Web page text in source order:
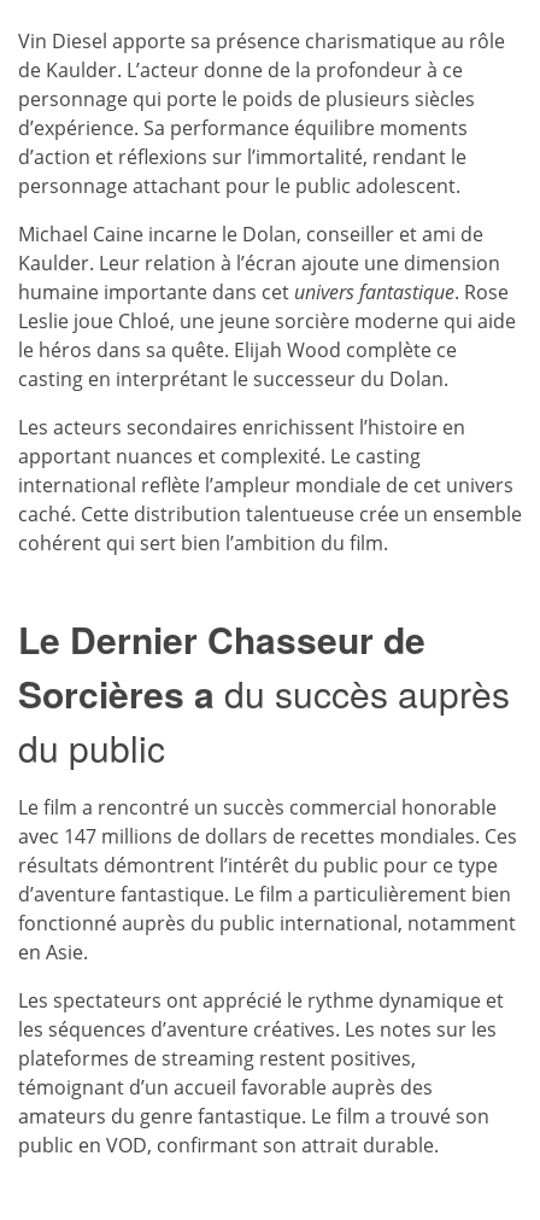
Vin Diesel apporte sa présence charismatique au rôle
de Kaulder. L’acteur donne de la profondeur à ce
personnage qui porte le poids de plusieurs siècles
d’expérience. Sa performance équilibre moments
d’action et réflexions sur l’immortalité, rendant le
personnage attachant pour le public adolescent.
Michael Caine incarne le Dolan, conseiller et ami de
Kaulder. Leur relation à l’écran ajoute une dimension
humaine importante dans cet univers fantastique. Rose
Leslie joue Chloé, une jeune sorcière moderne qui aide
le héros dans sa quête. Elijah Wood complète ce
casting en interprétant le successeur du Dolan.
Les acteurs secondaires enrichissent l’histoire en
apportant nuances et complexité. Le casting
international reflète l’ampleur mondiale de cet univers
caché. Cette distribution talentueuse crée un ensemble
cohérent qui sert bien l’ambition du film.
Le Dernier Chasseur de
Sorcières a du succès auprès
du public
Le film a rencontré un succès commercial honorable
avec 147 millions de dollars de recettes mondiales. Ces
résultats démontrent l’intérêt du public pour ce type
d’aventure fantastique. Le film a particulièrement bien
fonctionné auprès du public international, notamment
en Asie.
Les spectateurs ont apprécié le rythme dynamique et
les séquences d’aventure créatives. Les notes sur les
plateformes de streaming restent positives,
témoignant d’un accueil favorable auprès des
amateurs du genre fantastique. Le film a trouvé son
public en VOD, confirmant son attrait durable.